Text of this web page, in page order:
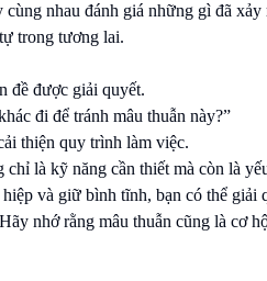
nhau đánh giá những gì đã
trong tương lai.
đề được giải quyết.
đi để tránh mâu thuẫn này?”
thiện quy trình làm việc.
là kỹ năng cần thiết mà còn là
và giữ bình tĩnh, bạn có thể
nhớ rằng mâu thuẫn cũng là cơ